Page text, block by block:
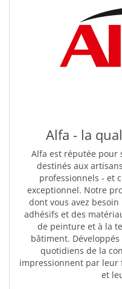
Alfa - la
Alfa est réputée pour
destinés aux
professionnels - et
exceptionnel. Notre
dont vous avez
adhésifs et des
de peinture et à la
bâtiment.
quotidiens de la
impressionnent par
et